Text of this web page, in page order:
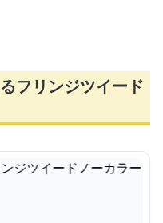
フリンジツイード